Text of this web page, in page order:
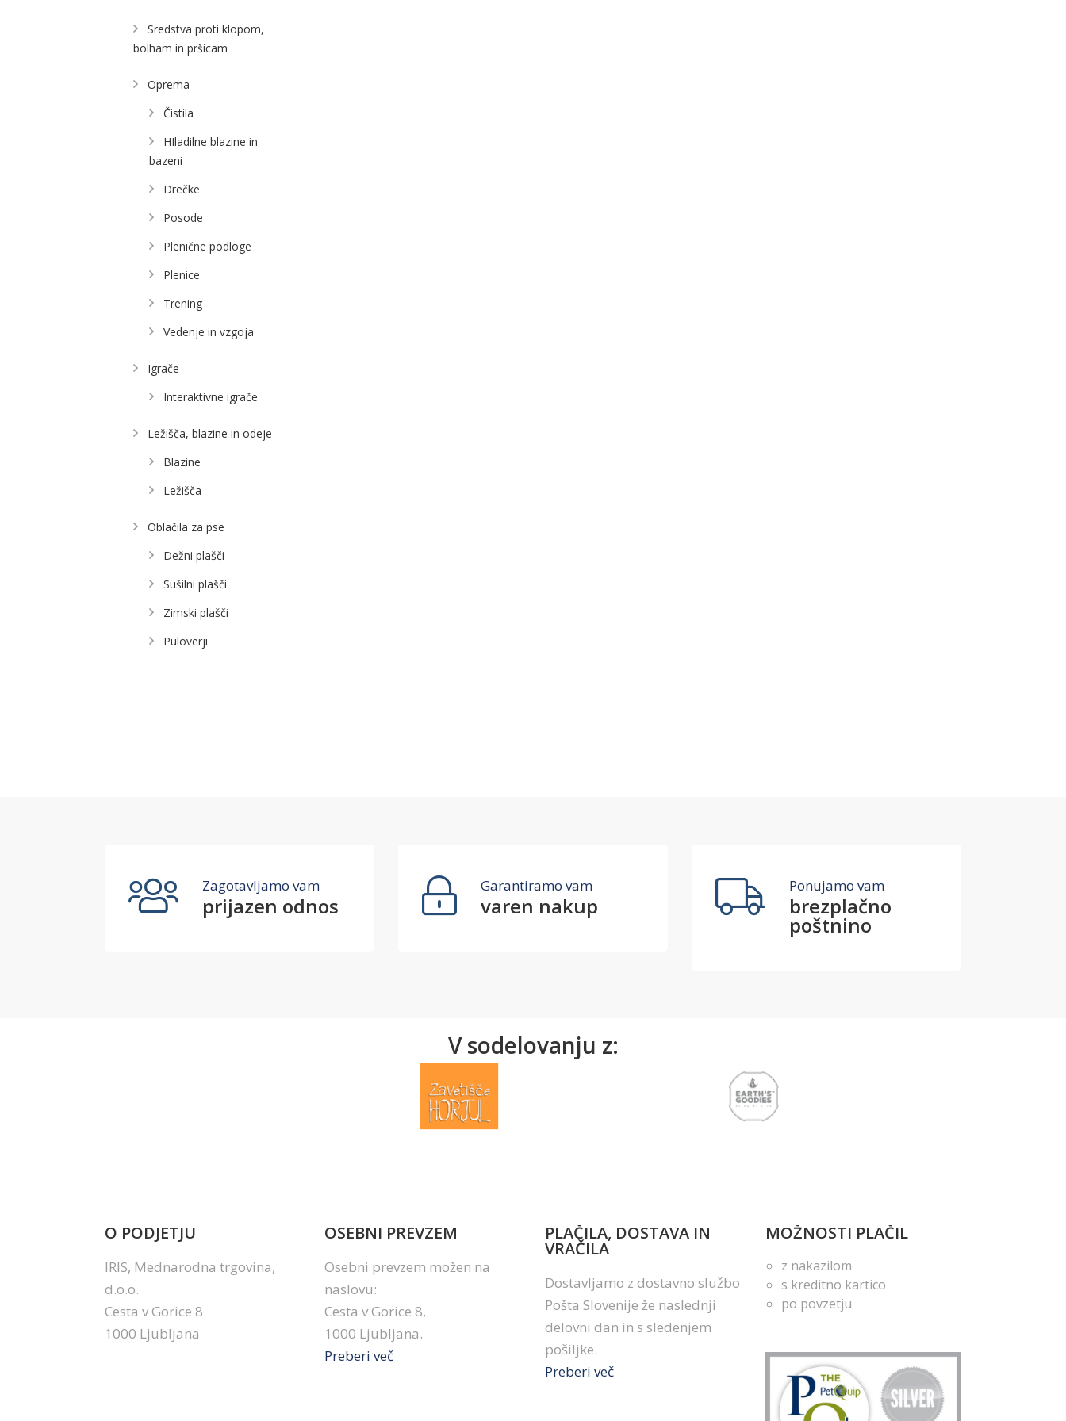
Sredstva proti klopom,
bolham in pršicam
Oprema
Čistila
HIladilne blazine in
bazeni
Drečke
Posode
Plenične podloge
Plenice
Trening
Vedenje in vzgoja
Igrače
Interaktivne igrače
Ležišča, blazine in odeje
Blazine
Ležišča
Oblačila za pse
Dežni plašči
Sušilni plašči
Zimski plašči
Puloverji
Zagotavljamo vam
prijazen odnos
Garantiramo vam
varen nakup
Ponujamo vam
brezplačno
poštnino
V sodelovanju z:
O PODJETJU
IRIS, Mednarodna trgovina,
d.o.o.
Cesta v Gorice 8
1000 Ljubljana
OSEBNI PREVZEM
Osebni prevzem možen na
naslovu:
Cesta v Gorice 8,
1000 Ljubljana.
Preberi več
PLAČILA, DOSTAVA IN
VRAČILA
Dostavljamo z dostavno službo
Pošta Slovenije že naslednji
delovni dan in s sledenjem
pošiljke.
Preberi več
MOŽNOSTI PLAČIL
z nakazilom
s kreditno kartico
po povzetju